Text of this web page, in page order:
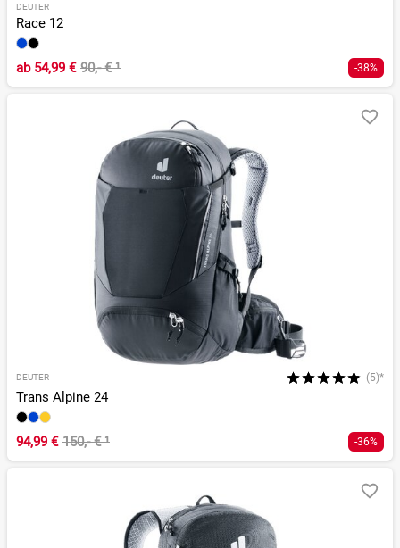
DEUTER
Race 12
ab54,99 € 90,- €¹ -38%
DEUTER (5)*
Trans Alpine 24
94,99 € 150,- €¹ -36%